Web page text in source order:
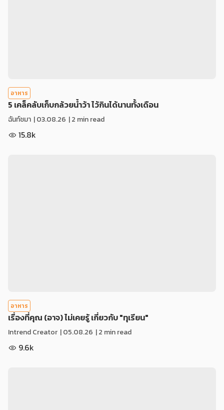
อาหาร
5 เคล็คลับเก็บกล้วยน้ำว้า ไว้กินได้นานทั้งเดือน
ฉันท์ชมา |03.08.26 | 2 min read
15.8k
อาหาร
เรื่องที่คุณ (อาจ) ไม่เคยรู้ เกี่ยวกับ "ทุเรียน"
Intrend Creator |05.08.26 | 2 min read
9.6k